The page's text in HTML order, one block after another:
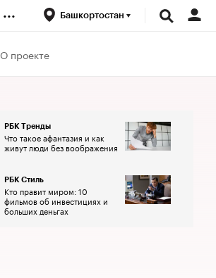
... Башкортостан
О проекте
РБК Тренды
Что такое афантазия и как
живут люди без воображения
РБК Стиль
Кто правит миром: 10
фильмов об инвестициях и
больших деньгах